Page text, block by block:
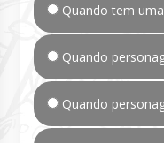
Quando tem
Quando
Quando